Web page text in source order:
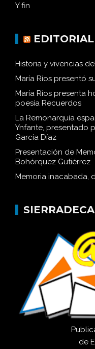
Y fin
Historia y vivencias
María Ríos presentó
María Ríos presenta
poesía Recuerdos
La Remonarquía
Ynfante, presentado
García Díaz
Presentación de
Bohórquez Gutiérrez
Memoria inacabada,
de